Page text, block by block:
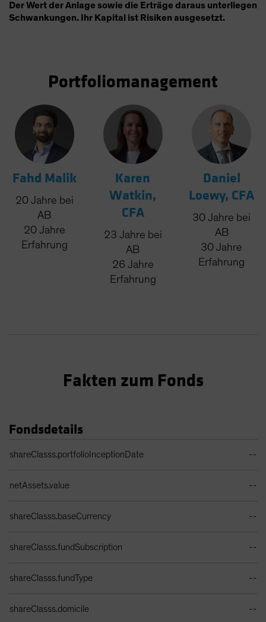
Der Wert der Anlage sowie die Erträge daraus unterliegen
Schwankungen. Ihr Kapital ist Risiken ausgesetzt.
Portfoliomanagement
Fahd Malik
20 Jahre bei
AB
20 Jahre
Erfahrung
Karen
Watkin,
CFA
23 Jahre bei
AB
26 Jahre
Erfahrung
Daniel
Loewy, CFA
30 Jahre bei
AB
30 Jahre
Erfahrung
Fakten zum Fonds
Fondsdetails
shareClasss.portfolioInceptionDate --
netAssets.value --
shareClasss.baseCurrency --
shareClasss.fundSubscription --
shareClasss.fundType --
shareClasss.domicile --